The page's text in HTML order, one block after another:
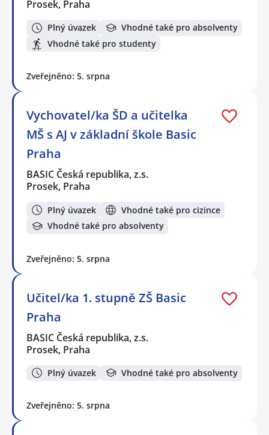
Prosek, Praha
Plný úvazek
Vhodné také pro absolventy
Vhodné také pro studenty
Zveřejněno: 5. srpna
Vychovatel/ka ŠD a učitelka
MŠ s AJ v základní škole Basic
Praha
BASIC Česká republika, z.s.
Prosek, Praha
Plný úvazek
Vhodné také pro cizince
Vhodné také pro absolventy
Zveřejněno: 5. srpna
Učitel/ka 1. stupně ZŠ Basic
Praha
BASIC Česká republika, z.s.
Prosek, Praha
Plný úvazek Vhodné také pro absolventy
Zveřejněno: 5. srpna